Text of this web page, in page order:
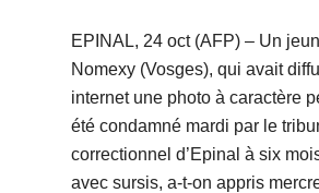
EPINAL, 24 oct (AFP) – Un
Nomexy (Vosges), qui avait
internet une photo à caractère
été condamné mardi par le
correctionnel d’Epinal à six
avec sursis, a-t-on appris